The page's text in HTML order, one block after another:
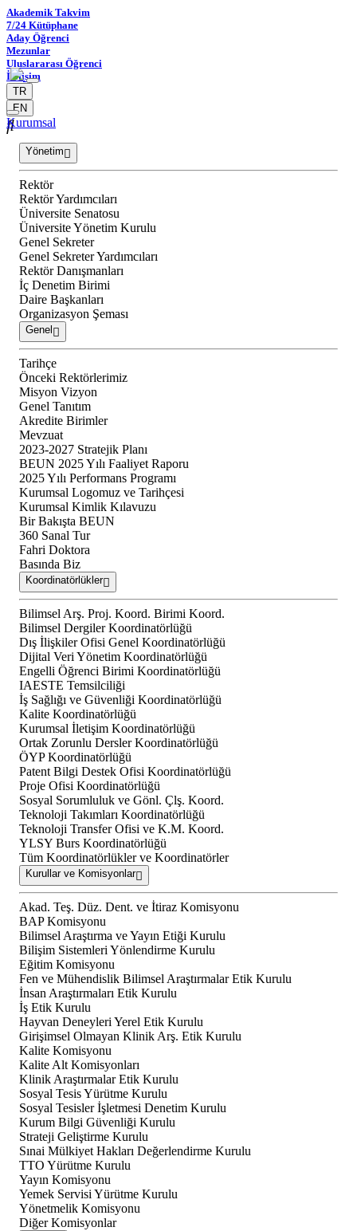
Akademik Takvim
7/24 Kütüphane
Aday Öğrenci
Mezunlar
Uluslararası Öğrenci
İletişim
TR
EN
Kurumsal
Yönetim
Rektör
Rektör Yardımcıları
Üniversite Senatosu
Üniversite Yönetim Kurulu
Genel Sekreter
Genel Sekreter Yardımcıları
Rektör Danışmanları
İç Denetim Birimi
Daire Başkanları
Organizasyon Şeması
Genel
Tarihçe
Önceki Rektörlerimiz
Misyon Vizyon
Genel Tanıtım
Akredite Birimler
Mevzuat
2023-2027 Stratejik Planı
BEUN 2025 Yılı Faaliyet Raporu
2025 Yılı Performans Programı
Kurumsal Logomuz ve Tarihçesi
Kurumsal Kimlik Kılavuzu
Bir Bakışta BEUN
360 Sanal Tur
Fahri Doktora
Basında Biz
Koordinatörlükler
Bilimsel Arş. Proj. Koord. Birimi Koord.
Bilimsel Dergiler Koordinatörlüğü
Dış İlişkiler Ofisi Genel Koordinatörlüğü
Dijital Veri Yönetim Koordinatörlüğü
Engelli Öğrenci Birimi Koordinatörlüğü
IAESTE Temsilciliği
İş Sağlığı ve Güvenliği Koordinatörlüğü
Kalite Koordinatörlüğü
Kurumsal İletişim Koordinatörlüğü
Ortak Zorunlu Dersler Koordinatörlüğü
ÖYP Koordinatörlüğü
Patent Bilgi Destek Ofisi Koordinatörlüğü
Proje Ofisi Koordinatörlüğü
Sosyal Sorumluluk ve Gönl. Çlş. Koord.
Teknoloji Takımları Koordinatörlüğü
Teknoloji Transfer Ofisi ve K.M. Koord.
YLSY Burs Koordinatörlüğü
Tüm Koordinatörlükler ve Koordinatörler
Kurullar ve Komisyonlar
Akad. Teş. Düz. Dent. ve İtiraz Komisyonu
BAP Komisyonu
Bilimsel Araştırma ve Yayın Etiği Kurulu
Bilişim Sistemleri Yönlendirme Kurulu
Eğitim Komisyonu
Fen ve Mühendislik Bilimsel Araştırmalar Etik Kurulu
İnsan Araştırmaları Etik Kurulu
İş Etik Kurulu
Hayvan Deneyleri Yerel Etik Kurulu
Girişimsel Olmayan Klinik Arş. Etik Kurulu
Kalite Komisyonu
Kalite Alt Komisyonları
Klinik Araştırmalar Etik Kurulu
Sosyal Tesis Yürütme Kurulu
Sosyal Tesisler İşletmesi Denetim Kurulu
Kurum Bilgi Güvenliği Kurulu
Strateji Geliştirme Kurulu
Sınai Mülkiyet Hakları Değerlendirme Kurulu
TTO Yürütme Kurulu
Yayın Komisyonu
Yemek Servisi Yürütme Kurulu
Yönetmelik Komisyonu
Diğer Komisyonlar